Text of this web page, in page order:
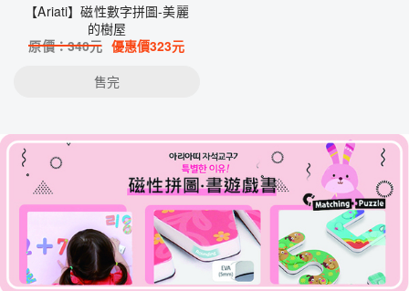
【Ariati】磁性數字拼圖-美麗
的樹屋
原價：340元 優惠價323元
售完